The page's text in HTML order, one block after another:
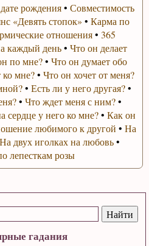
гадания
рождения• Совместимость
«Девять стопок» • Карма по
отношения•365
каждый день• Что он делает
по мне?•Что он думает обо
ко мне?• Что он хочет от меня?
•Есть ли у него другая?•
•Что ждет меня с ним?•
сердце у него ко мне?• Как он
любимого к другой • На
На двух иголках на любовь•
лепесткам розы